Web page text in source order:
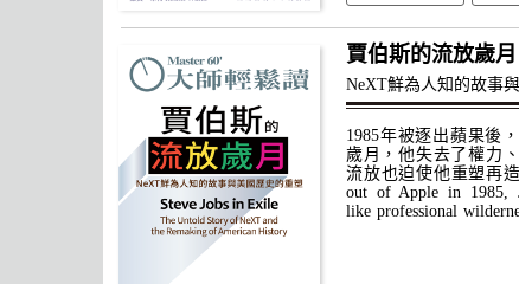
賈伯斯的流放歲月
NeXT鮮為人知的故事
1985年被逐出蘋果後
歲月，他失去了權力
流放也迫使他重塑再
out of Apple in 1985,
like professional